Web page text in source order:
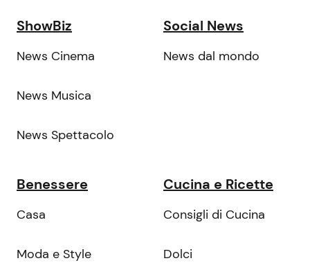
ShowBiz
News Cinema
News Musica
News Spettacolo
Social News
News dal mondo
Benessere
Casa
Moda e Style
Cucina e Ricette
Consigli di Cucina
Dolci